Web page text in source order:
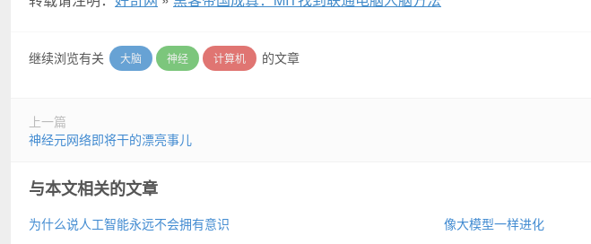
继续浏览有关 大脑 神经 计算机 的文章
上一篇
神经元网络即将干的漂亮事儿
与本文相关的文章
为什么说人工智能永远不会拥有意识
像大模型一样进化